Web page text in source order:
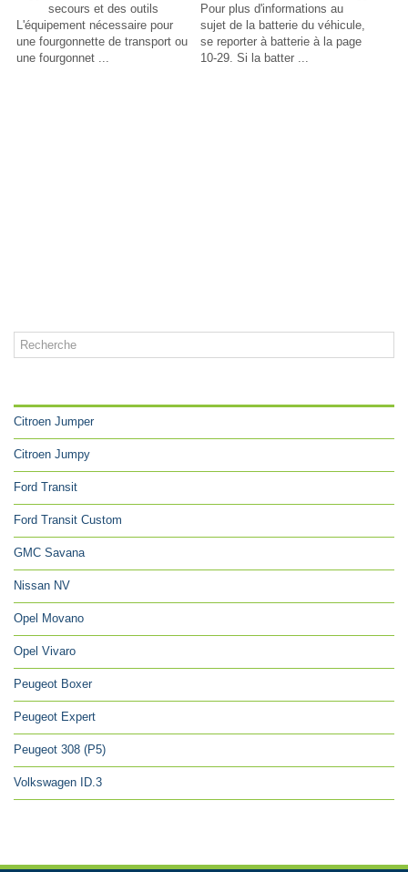
secours et des outils
L'équipement nécessaire pour
une fourgonnette de transport ou
une fourgonnet ...
Pour plus d'informations au
sujet de la batterie du véhicule,
se reporter à batterie à la page
10-29. Si la batter ...
Citroen Jumper
Citroen Jumpy
Ford Transit
Ford Transit Custom
GMC Savana
Nissan NV
Opel Movano
Opel Vivaro
Peugeot Boxer
Peugeot Expert
Peugeot 308 (P5)
Volkswagen ID.3